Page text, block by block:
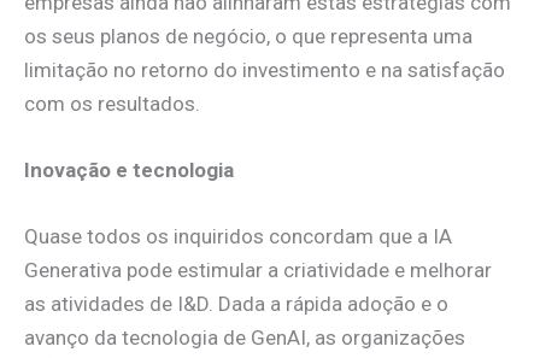
os seus planos de negócio, o que representa uma
limitação no retorno do investimento e na satisfação
com os resultados.
Inovação e tecnologia
Quase todos os inquiridos concordam que a IA
Generativa pode estimular a criatividade e melhorar
as atividades de I&D. Dada a rápida adoção e o
avanço da tecnologia de GenAI, as organizações